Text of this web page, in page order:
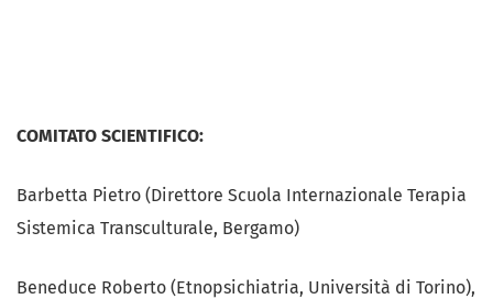
COMITATO SCIENTIFICO:
Barbetta Pietro (Direttore Scuola Internazionale Terapia
Sistemica Transculturale, Bergamo)
Beneduce Roberto (Etnopsichiatria, Università di Torino),